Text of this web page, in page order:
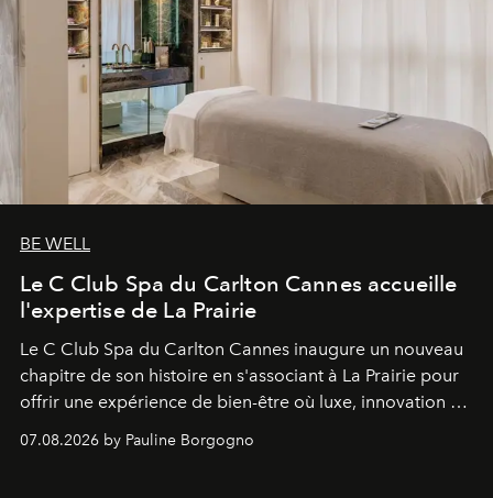
BE WELL
Le C Club Spa du Carlton Cannes accueille
l'expertise de La Prairie
Le C Club Spa du Carlton Cannes inaugure un nouveau
chapitre de son histoire en s'associant à La Prairie pour
offrir une expérience de bien-être où luxe, innovation et
expertise se rencontrent.
07.08.2026 by Pauline Borgogno